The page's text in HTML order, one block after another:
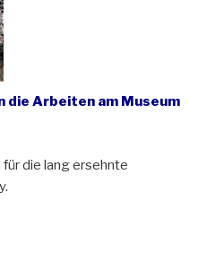
die Arbeiten am Museum
die lang ersehnte